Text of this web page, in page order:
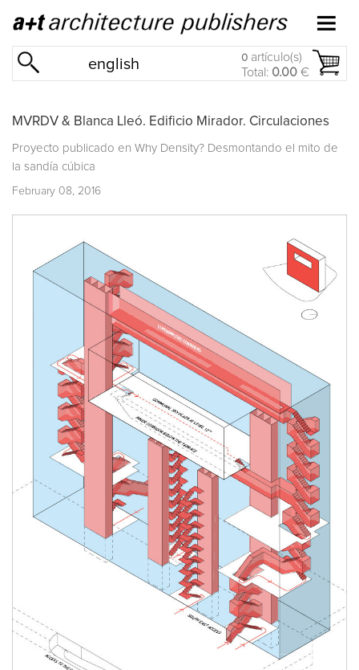
english 0 artículo(s)
Total: 0.00 €
MVRDV & Blanca Lleó. Edificio Mirador. Circulaciones
Proyecto publicado en Why Density? Desmontando el mito de
la sandía cúbica
February 08, 2016